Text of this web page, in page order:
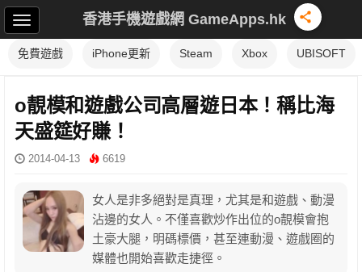
香港手機遊戲網 GameApps.hk
免費遊戲 iPhone更新 Steam Xbox UBISOFT
o靚模和遊戲公司高層遊日本！稱比海
天盛筵好賺！
2014-04-13 6619
女人是非多絕對是真理，尤其是和遊戲、動漫
沾邊的女人。不僅喜歡炒作出位的o靚模會抱
土豪大腿，明碼標價，甚至連動漫、遊戲圈的
媒體也開始喜歡走捷徑。